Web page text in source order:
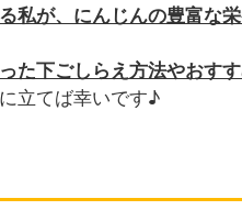
私が、にんじんの豊富な
た下ごしらえ方法やおす
立てば幸いです♪